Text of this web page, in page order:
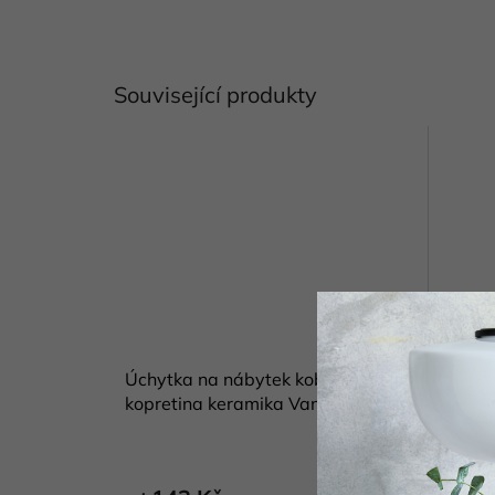
Související produkty
Úchytka na nábytek kobalt
kopretina keramika Vanya